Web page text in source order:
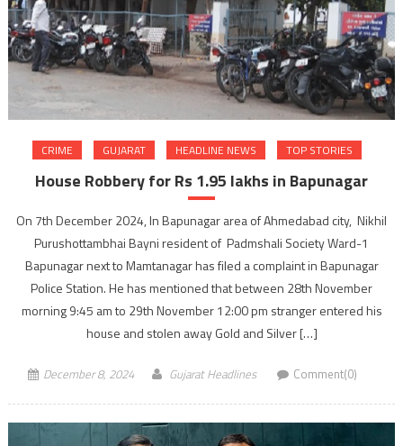
CRIME GUJARAT HEADLINE NEWS TOP STORIES
House Robbery for Rs 1.95 lakhs in Bapunagar
On 7th December 2024, In Bapunagar area of Ahmedabad city, Nikhil
Purushottambhai Bayni resident of Padmshali Society Ward-1
Bapunagar next to Mamtanagar has filed a complaint in Bapunagar
Police Station. He has mentioned that between 28th November
morning 9:45 am to 29th November 12:00 pm stranger entered his
house and stolen away Gold and Silver […]
December 8, 2024 Gujarat Headlines Comment(0)